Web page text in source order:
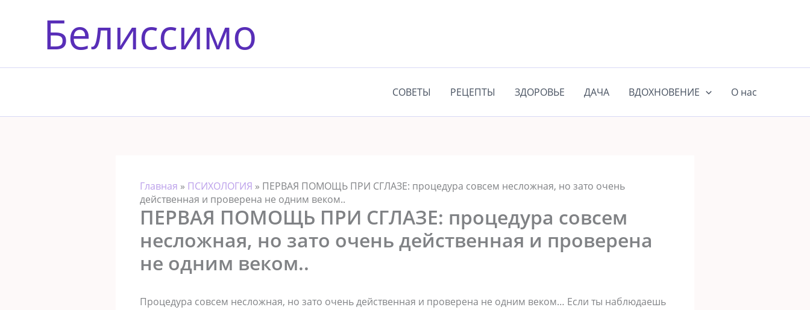
содержимомуБелиссимо
СОВЕТЫ РЕЦЕПТЫ ЗДОРОВЬЕ ДАЧА ВДОХНОВЕНИЕ О нас
Главная » ПСИХОЛОГИЯ » ПЕРВАЯ ПОМОЩЬ ПРИ СГЛАЗЕ: процедура совсем несложная, но зато очень
действенная и проверена не одним веком..
ПЕРВАЯ ПОМОЩЬ ПРИ СГЛАЗЕ: процедура совсем
несложная, но зато очень действенная и проверена
не одним веком..
Процедура совсем несложная, но зато очень действенная и проверена не одним веком… Если ты наблюдаешь